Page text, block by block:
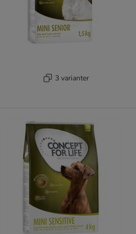
3 varianter